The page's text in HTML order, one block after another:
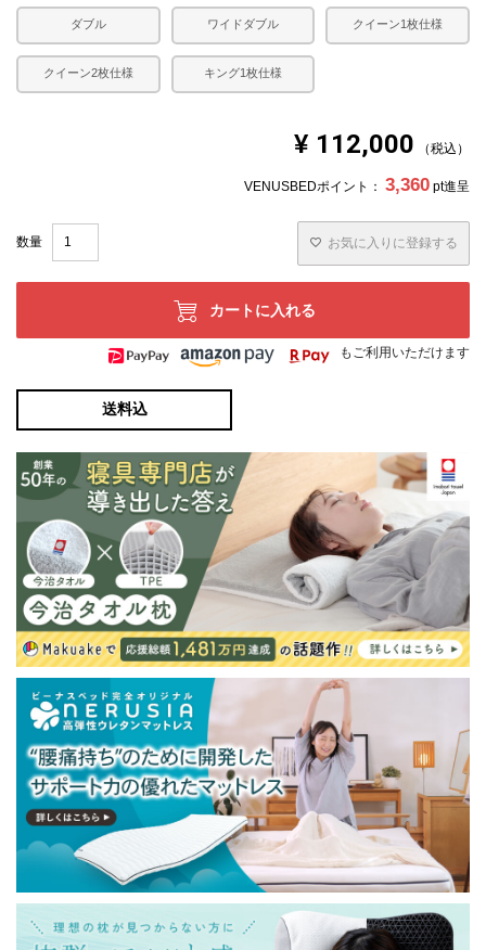
ダブル ワイドダブル クイーン1枚仕様
クイーン2枚仕様 キング1枚仕様
¥ 112,000 税込
VENUSBEDポイント： 3,360 pt進呈
お気に入りに登録する
カートに入れる
もご利用いただけます
送料込